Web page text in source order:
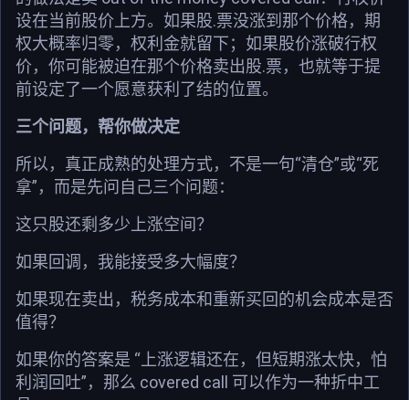
设在当前股价上方。如果股.票没涨到那个价格，期
权大概率归零，权利金就留下；如果股价涨破行权
价，你可能被迫在那个价格卖出股.票，也就等于提
前设定了一个愿意获利了结的位置。
三个问题，帮你做决定
所以，真正成熟的处理方式，不是一句“清仓”或“死
拿”，而是先问自己三个问题：
这只股还剩多少上涨空间？
如果回调，我能接受多大幅度？
如果现在卖出，税务成本和重新买回的机会成本是否
值得？
如果你的答案是 “上涨逻辑还在，但短期涨太快，怕
利润回吐”，那么 covered call 可以作为一种折中工